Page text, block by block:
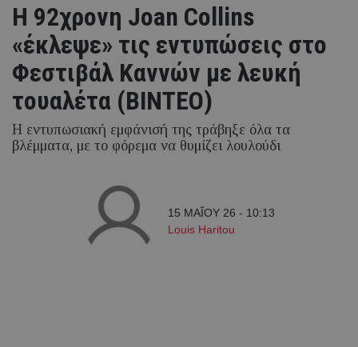
Η 92χρονη Joan Collins
«έκλεψε» τις εντυπώσεις στο
Φεστιβάλ Καννών με λευκή
τουαλέτα (ΒΙΝΤΕΟ)
Η εντυπωσιακή εμφάνισή της τράβηξε όλα τα
βλέμματα, με το φόρεμα να θυμίζει λουλούδι
15 ΜΑΪ́ΟΥ 26 - 10:13
Louis Haritou